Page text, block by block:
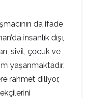
da ifade
insanlık dışı,
sivil, çocuk ve
yaşanmaktadır.
rahmet diliyor,